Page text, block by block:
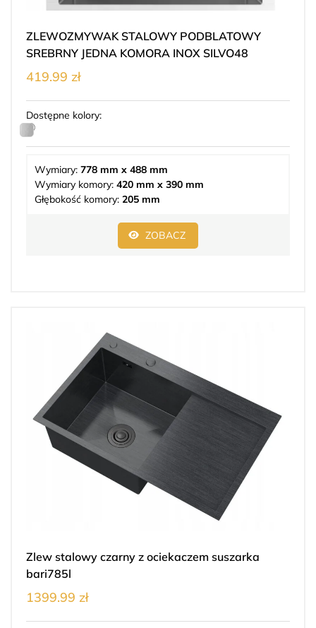
ZLEWOZMYWAK STALOWY PODBLATOWY
SREBRNY JEDNA KOMORA INOX SILVO48
419.99 zł
Dostępne kolory:
Wymiary: 778 mm x 488 mm
Wymiary komory: 420 mm x 390 mm
Głębokość komory: 205 mm
ZOBACZ
Zlew stalowy czarny z ociekaczem suszarka
bari785l
1399.99 zł